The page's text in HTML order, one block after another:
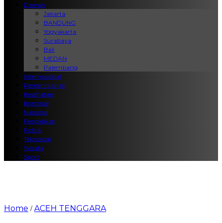
Daerah
Jakarta
BANDUNG
Yogyakarta
Surabaya
Bali
MEDAN
Palembang
Internasional
Pemerintahan
Kesehatan
Kriminal
Nasional
Pendidikan
Politik
Teknologi
Wisata
Sport
Home /ACEH TENGGARA